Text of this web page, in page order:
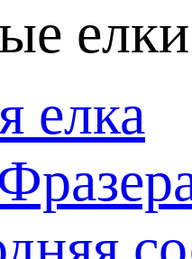
елка